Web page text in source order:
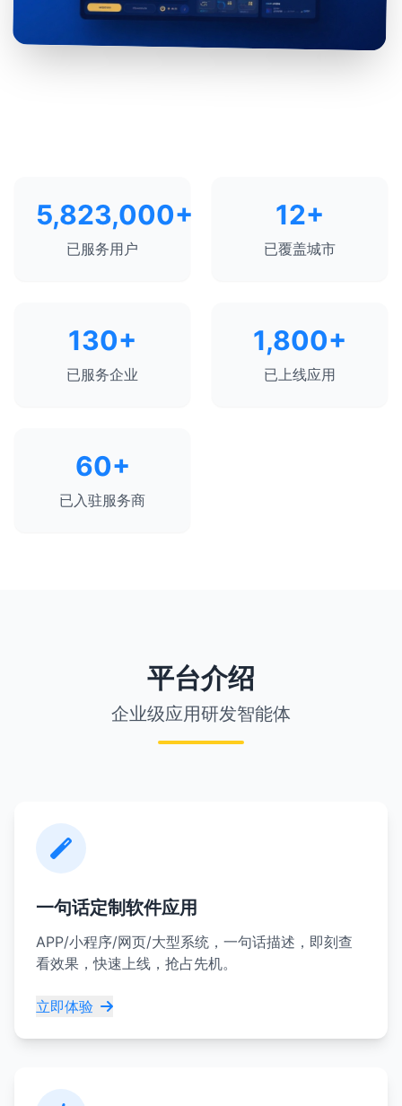
5,823,000+
已服务用户
12+
已覆盖城市
130+
已服务企业
1,800+
已上线应用
60+
已入驻服务商
平台介绍
企业级应用研发智能体
一句话定制软件应用
APP/小程序/网页/大型系统，一句话描述，即刻查
看效果，快速上线，抢占先机。
立即体验